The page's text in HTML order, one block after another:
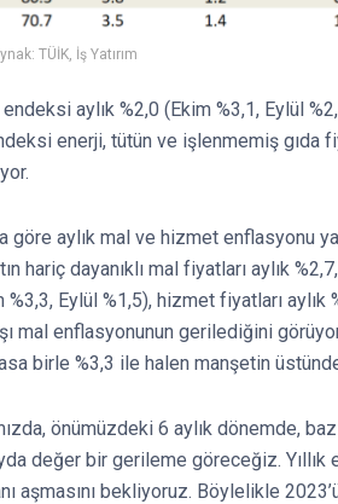
TÜİK, İş Yatırım
aylık %2,0 (Ekim %3,1, Eylül
enerji, tütün ve işlenmemiş gıda
aylık mal ve hizmet enflasyonu
hariç dayanıklı mal fiyatları aylık
Eylül %1,5), hizmet fiyatları aylık
mal enflasyonunun gerilediğini
birle %3,3 ile halen manşetin
önümüzdeki 6 aylık dönemde,
değer bir gerileme göreceğiz. Yıllık
aşmasını bekliyoruz. Böylelikle